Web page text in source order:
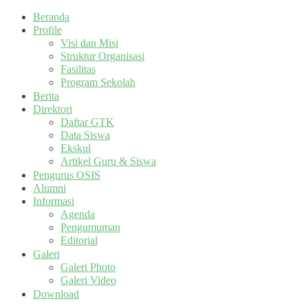
Beranda
Profile
Visi dan Misi
Struktur Organisasi
Fasilitas
Program Sekolah
Berita
Direktori
Daftar GTK
Data Siswa
Ekskul
Artikel Guru & Siswa
Pengurus OSIS
Alumni
Informasi
Agenda
Pengumuman
Editorial
Galeri
Galeri Photo
Galeri Video
Download